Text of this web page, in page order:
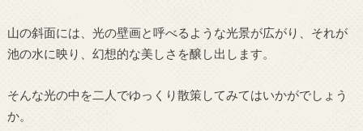
山の斜面には、光の壁画と呼べるような光景が広がり、それが
池の水に映り、幻想的な美しさを醸し出します。
そんな光の中を二人でゆっくり散策してみてはいかがでしょう
か。